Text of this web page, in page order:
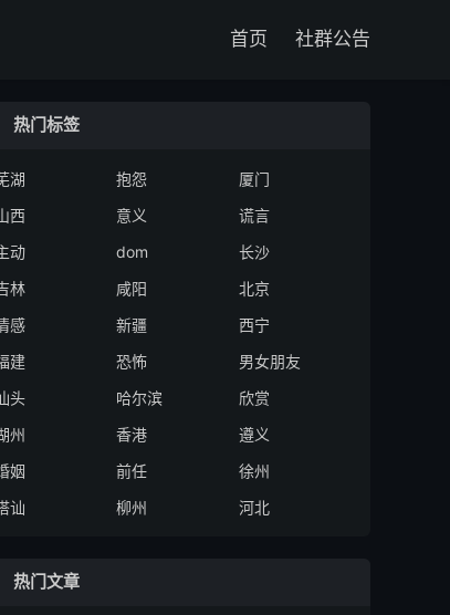
首页 社群公告
热门标签
湖 抱怨
厦门
西
意义
谎言
动
dom
长沙
林
咸阳
北京
感
新疆
西宁
建
恐怖
男女朋友
头
哈尔滨
欣赏
州
香港
遵义
姻
前任
徐州
讪
柳州 河北
热门文章